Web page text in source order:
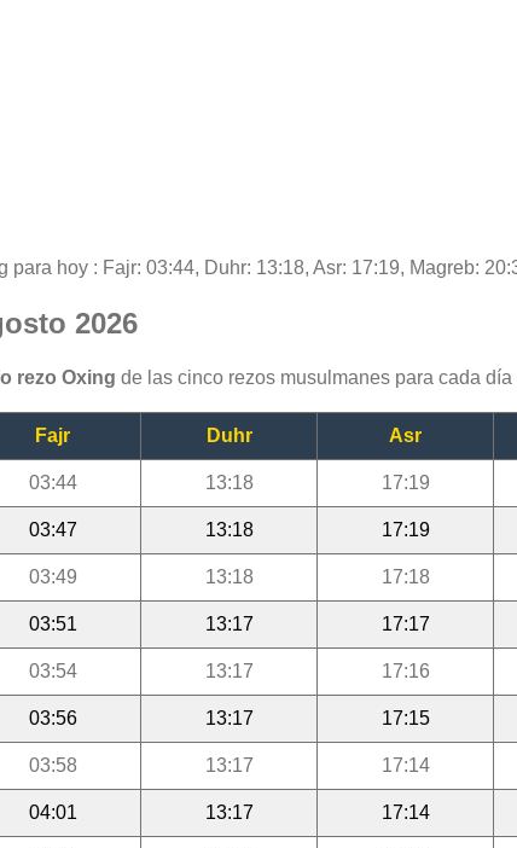
para hoy : Fajr: 03:44, Duhr: 13:18, Asr: 17:19, Magreb:
2026
rezo Oxing de las cinco rezos musulmanes para cada
Fajr Duhr Asr
03:44 13:18 17:19
03:47 13:18 17:19
03:49 13:18 17:18
03:51 13:17 17:17
03:54 13:17 17:16
03:56 13:17 17:15
03:58 13:17 17:14
04:01 13:17 17:14